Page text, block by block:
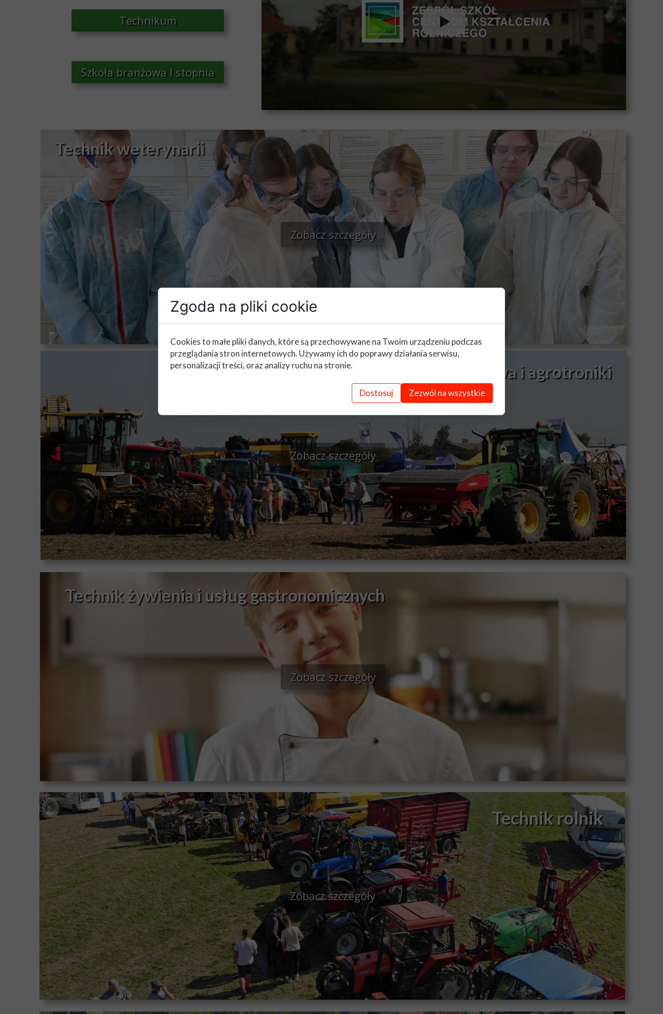
Szkoła branżowa I stopnia
Technikum
Zobacz szczegóły
Technik rolnik
Zobacz szczegóły
Technik żywienia i usług gastronomicznych
Zobacz szczegóły
Technik weterynarii
Technik mechanizacji rolnictwa i agrotroniki
Zobacz szczegóły
Zgoda na pliki cookie
Cookies to małe pliki danych, które są przechowywane na Twoim urządzeniu podczas
przeglądania stron internetowych. Używamy ich do poprawy działania serwisu,
personalizacji treści, oraz analizy ruchu na stronie.
Dostosuj Zezwól na wszystkie